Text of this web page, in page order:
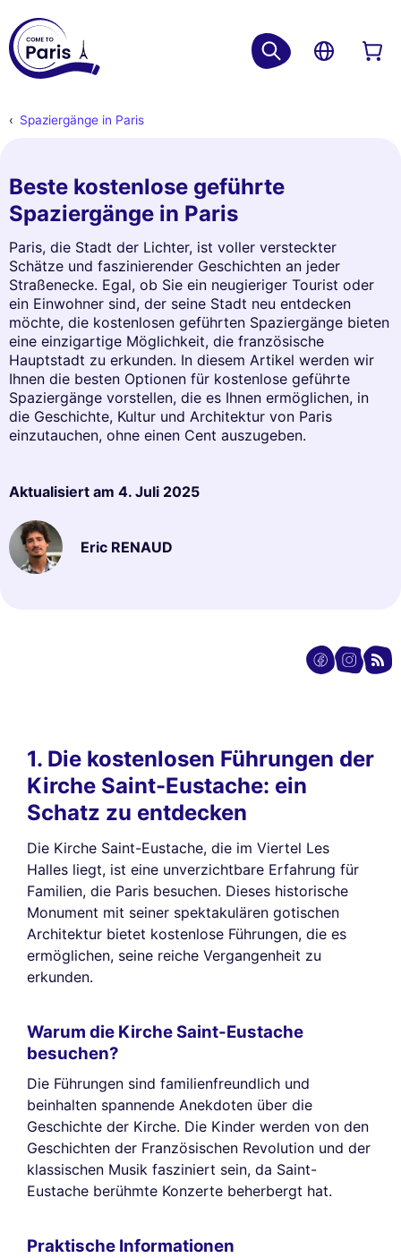
Spaziergänge in Paris
Beste kostenlose geführte
Spaziergänge in Paris
Paris, die Stadt der Lichter, ist voller versteckter
Schätze und faszinierender Geschichten an jeder
Straßenecke. Egal, ob Sie ein neugieriger Tourist oder
ein Einwohner sind, der seine Stadt neu entdecken
möchte, die kostenlosen geführten Spaziergänge bieten
eine einzigartige Möglichkeit, die französische
Hauptstadt zu erkunden. In diesem Artikel werden wir
Ihnen die besten Optionen für kostenlose geführte
Spaziergänge vorstellen, die es Ihnen ermöglichen, in
die Geschichte, Kultur und Architektur von Paris
einzutauchen, ohne einen Cent auszugeben.
Aktualisiert am 4. Juli 2025
Eric RENAUD
1. Die kostenlosen Führungen der
Kirche Saint-Eustache: ein
Schatz zu entdecken
Die Kirche Saint-Eustache, die im Viertel Les
Halles liegt, ist eine unverzichtbare Erfahrung für
Familien, die Paris besuchen. Dieses historische
Monument mit seiner spektakulären gotischen
Architektur bietet kostenlose Führungen, die es
ermöglichen, seine reiche Vergangenheit zu
erkunden.
Warum die Kirche Saint-Eustache
besuchen?
Die Führungen sind familienfreundlich und
beinhalten spannende Anekdoten über die
Geschichte der Kirche. Die Kinder werden von den
Geschichten der Französischen Revolution und der
klassischen Musik fasziniert sein, da Saint-
Eustache berühmte Konzerte beherbergt hat.
Praktische Informationen